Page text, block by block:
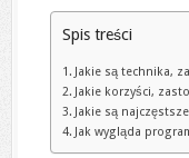
Spis treści
Jakie są technika,
Jakie korzyści,
Jakie są
Jak wygląda